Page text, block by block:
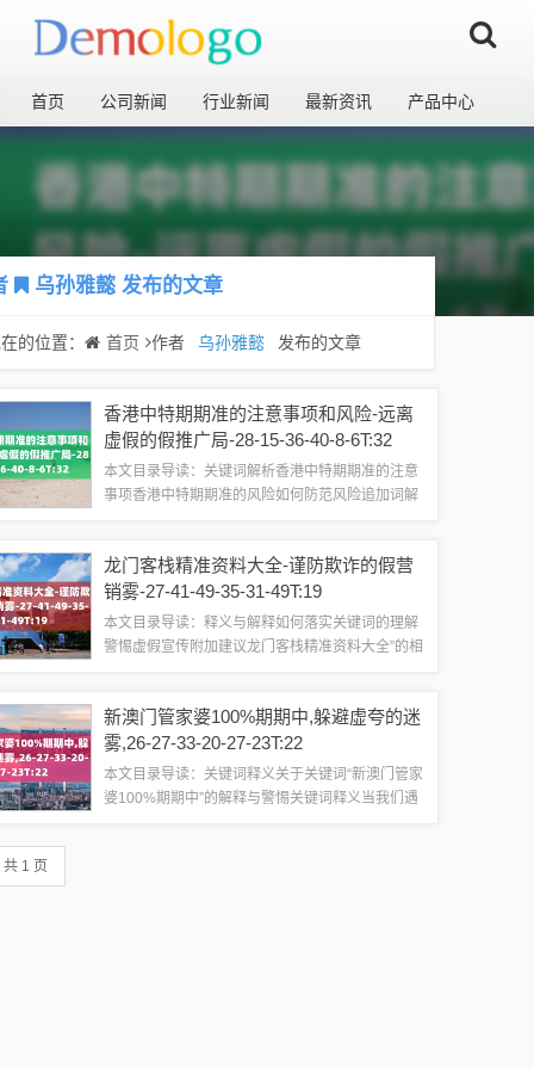
首页 公司新闻 行业新闻 最新资讯 产品中心
乌孙雅懿发布的文章
的位置： 首页 作者 乌孙雅懿 发布的文章
香港中特期期准的注意事项和风险-远离
虚假的假推广局-28-15-36-40-8-6T:32
本文目录导读：关键词解析香港中特期期准的注意
事项香港中特期期准的风险如何防范风险追加词解
人开始关注各种彩票游戏，香港中特期期准因...
龙门客栈精准资料大全-谨防欺诈的假营
销雾-27-41-49-35-31-49T:19
本文目录导读：释义与解释如何落实关键词的理解
警惕虚假宣传附加建议龙门客栈精准资料大全”的相
49T:19”，首先需要理...
新澳门管家婆100%期期中,躲避虚夸的迷
雾,26-27-33-20-27-23T:22
本文目录导读：关键词释义关于关键词“新澳门管家
婆100%期期中”的解释与警惕关键词释义当我们遇
共 1 页